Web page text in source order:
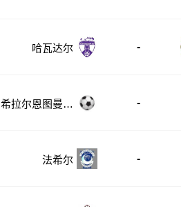
哈瓦达尔 -
希拉尔恩图曼B
-
法希尔 -